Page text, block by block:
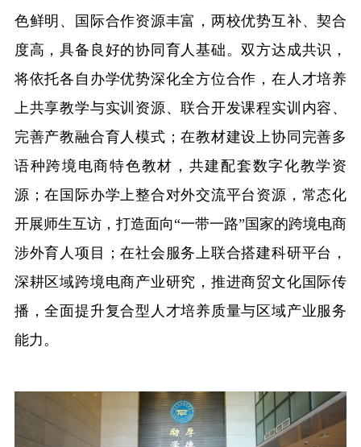
色鲜明、国际合作资源丰富，两校优势互补、契合
度高，具备良好的协同育人基础。双方达成共识，
将依托各自办学优势深化全方位合作，在人才培养
上共享教学与实训资源、联合开发课程实训内容、
完善产教融合育人模式；在教材建设上协同完善多
语种跨境电商特色教材，共建配套数字化教学资
源；在国际办学上整合对外交流平台资源，常态化
开展师生互访，打造面向“一带一路”国家的跨境电商
涉外育人项目；在社会服务上联合搭建科研平台，
深耕区域跨境电商产业研究，推进商贸文化国际传
播，全面提升复合型人才培养质量与区域产业服务
能力。